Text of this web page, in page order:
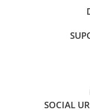
SOCIAL